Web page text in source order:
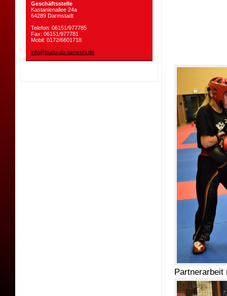
Geschäftsstelle
Kastanienallee 24a
64289 Darmstadt
Telefon: 06151/977785
Fax: 06151/977781
Mobil: 0172/6601718
info@budo-do-tameshi.de